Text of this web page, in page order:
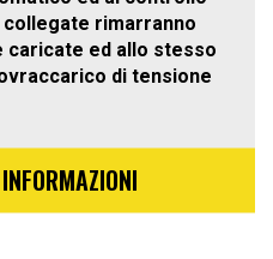
rimarranno
ed allo stesso
di tensione